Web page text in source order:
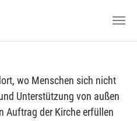
wo Menschen sich nicht
Unterstützung von außen
Auftrag der Kirche erfüllen